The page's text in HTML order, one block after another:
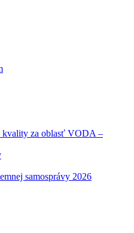
kvality za oblasť VODA –
samosprávy 2026